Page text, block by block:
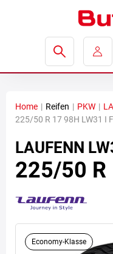
Economy-Klasse
Home | Reifen | PKW |
225/50 R 17 98H LW31 I
LAUFENN
225/50 R